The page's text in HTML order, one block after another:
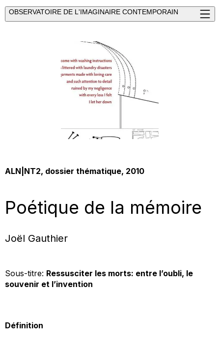
OBSERVATOIRE DE L'IMAGINAIRE CONTEMPORAIN
ALN|NT2, dossier thématique, 2010
Poétique de la mémoire
Joël Gauthier
Sous-titre: Ressusciter les morts: entre l’oubli, le
souvenir et l’invention
Définition